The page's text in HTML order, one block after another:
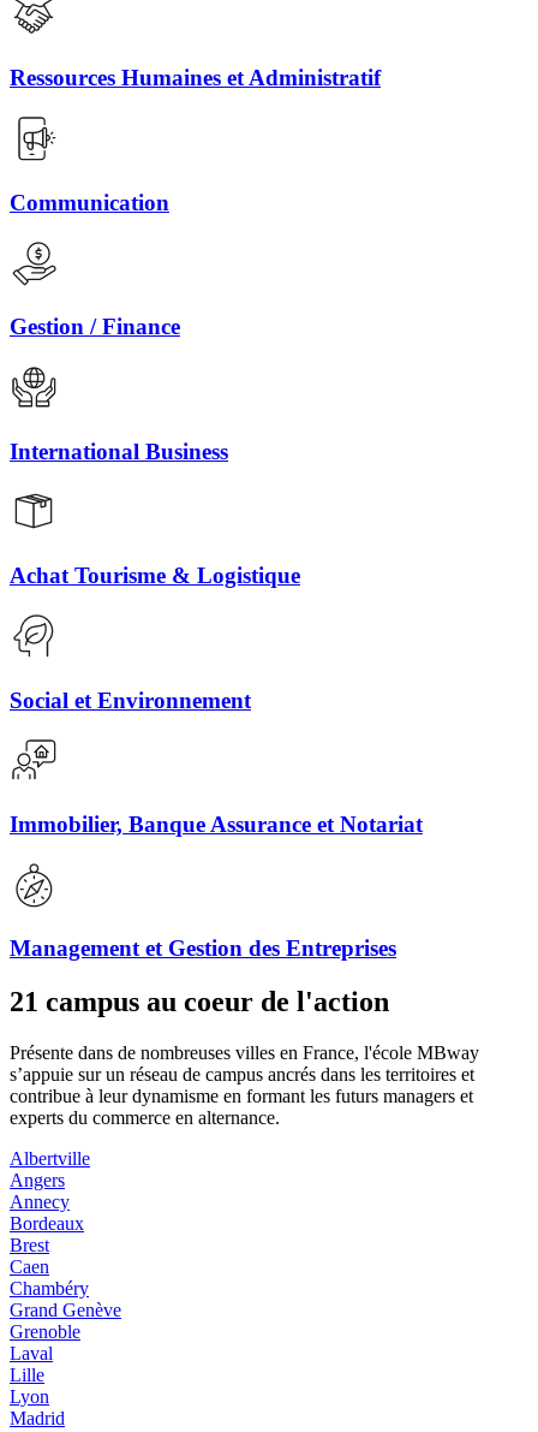
Ressources Humaines et Administratif
Communication
Gestion / Finance
International Business
Achat Tourisme & Logistique
Social et Environnement
Immobilier, Banque Assurance et Notariat
Management et Gestion des Entreprises
21 campus au coeur de l'action
Présente dans de nombreuses villes en France, l'école MBway
s’appuie sur un réseau de campus ancrés dans les territoires et
contribue à leur dynamisme en formant les futurs managers et
experts du commerce en alternance.
Albertville
Angers
Annecy
Bordeaux
Brest
Caen
Chambéry
Grand Genève
Grenoble
Laval
Lille
Lyon
Madrid